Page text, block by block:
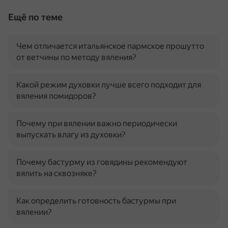
Ещё по теме
Чем отличается итальянское пармское прошутто
от ветчины по методу вяления?
Какой режим духовки лучше всего подходит для
вяления помидоров?
Почему при вялении важно периодически
выпускать влагу из духовки?
Почему бастурму из говядины рекомендуют
вялить на сквозняке?
Как определить готовность бастурмы при
вялении?